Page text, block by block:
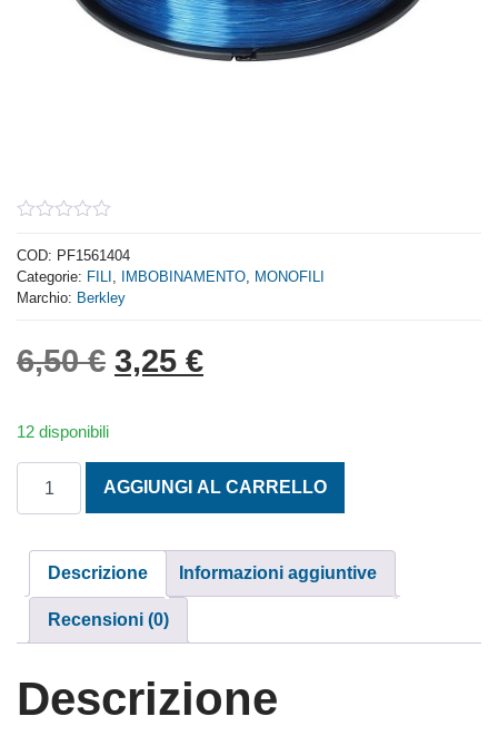
out
of
5
COD: PF1561404
Categorie: FILI , IMBOBINAMENTO, MONOFILI
Marchio: Berkley
6,50€ Il prezzo originale era:
3,25 €Il prezzo attuale è:
12 disponibili
AGGIUNGI AL CARRELLO
Descrizione Informazioni aggiuntive
Recensioni (0)
Descrizione